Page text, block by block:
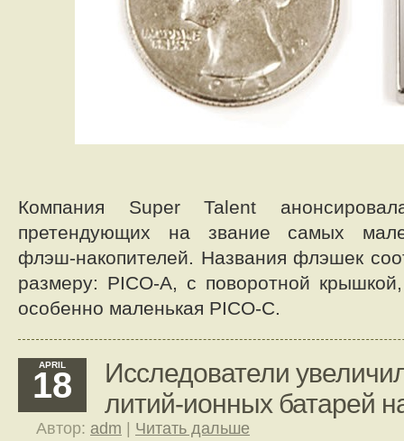
Компания Super Talent
претендующих на звание самых
флэш-накопителей. Названия флэшек
размеру: PICO-A, с поворотной
особенно маленькая PICO-C.
APRIL
18
Исследователи
литий-ионных батарей
Автор: adm Читать дальше